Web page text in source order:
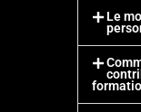
Le